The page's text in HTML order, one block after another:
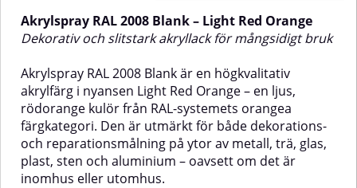
för såväl inomhus- som
utomhusprojekt.Den glansiga
strålning, väderpåverkan och
rost. Sprayen har dessutom hög
vidhäftning och droppfri
applicering, tack vare utmärkt
vertikal stabilitet – vilket ger ett
professionellt slutresultat även
vid vertikala ytor.✅ Fördelar med
Akrylspray RAL 2004 Pure
OrangeMycket god
olika plasttyper. Produkten
passar både för inomhus- och
utomhusbruk.Spraylacken ger en
blank, slitstark och reptålig yta
som är motståndskraftig mot
väder, UV-strålning och rost. Den
har mycket god vidhäftning och
en nästan droppfri applicering
tack vare sin höga vertikala
stabilitet.✅ Fördelar med
Akrylspray RAL 2000 Yellow
Akrylspray RAL 2008 Blank – Light Red Orange
Dekorativ och slitstark akryllack för mångsidigt bruk
Akrylspray RAL 2008 Blank är en högkvalitativ
akrylfärg i nyansen Light Red Orange – en ljus,
rödorange kulör från RAL-systemets orangea
färgkategori. Den är utmärkt för både dekorations-
och reparationsmålning på ytor av metall, trä, glas,
plast, sten och aluminium – oavsett om det är
inomhus eller utomhus.